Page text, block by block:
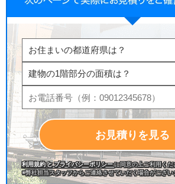
お見積りを見る
利用規約 と プライバシーポリシーに同意の上ご利⽤くだ
※弊社担当スタッフからご連絡させていだく場合がござい